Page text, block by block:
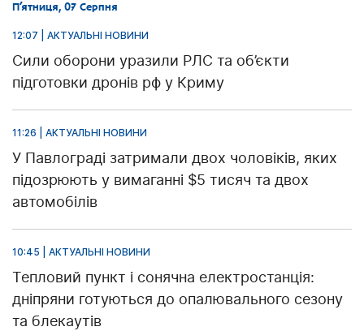
П’ятниця, 07 Серпня
12:07 | АКТУАЛЬНІ НОВИНИ
Сили оборони уразили РЛС та об’єкти
підготовки дронів рф у Криму
11:26 | АКТУАЛЬНІ НОВИНИ
У Павлограді затримали двох чоловіків, яких
підозрюють у вимаганні $5 тисяч та двох
автомобілів
10:45 | АКТУАЛЬНІ НОВИНИ
Тепловий пункт і сонячна електростанція:
дніпряни готуються до опалювального сезону
та блекаутів